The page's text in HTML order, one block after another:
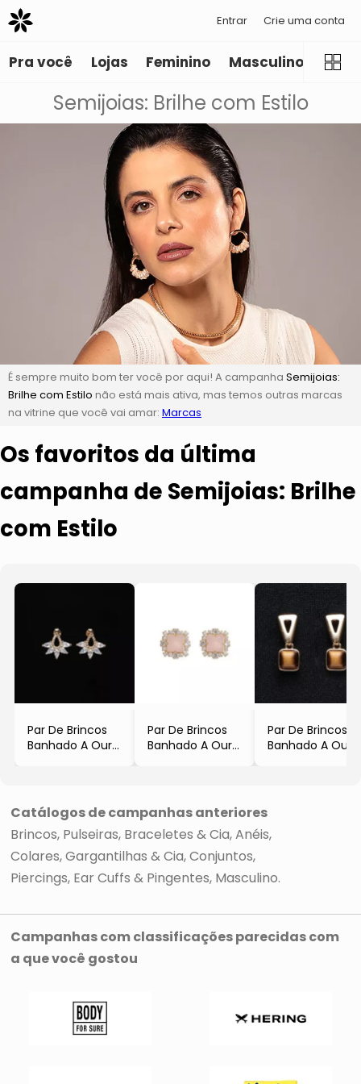
Entrar Crie uma conta
Pra você Lojas Feminino Masculino
Semijoias: Brilhe com Estilo
É sempre muito bom ter você por aqui! A campanha Semijoias:
Brilhe com Estilo não está mais ativa, mas temos outras marcas
na vitrine que você vai amar: Marcas
Os favoritos da última
campanha de Semijoias: Brilhe
com Estilo
Par De Brincos
Banhado A Ouro
Dourado
- 1,5x1,7cm
- Kumbayá
Joias
Par De Brincos
Banhado A Ouro
- 1,5x1,5cm
- Carolina
Alcaide
Par De Brincos
Banhado A Ouro
- 2x0,8cm
- Kumbayá
Catálogos de campanhas anteriores
Brincos Pulseiras, Braceletes & Cia Anéis
Colares, Gargantilhas & Cia Conjuntos
Piercings, Ear Cuffs & Pingentes Masculino
Campanhas com classificações parecidas com
a que você gostou